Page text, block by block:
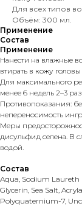
Для всех типов
Объём: 300 мл.
Применение
Состав
Применение
Нанести на влажные
втирать в кожу
Для максимального
менее 6 недель 2–3
Противопоказания:
непереносимость
Меры
дисульфид селена. В
водой.
Состав
Aqua, Sodium Laureth
Glycerin, Sea Salt,
Polyquaternium-7,